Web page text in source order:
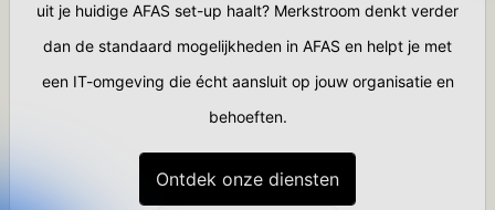
uit je huidige AFAS set-up haalt? Merkstroom denkt verder
dan de standaard mogelijkheden in AFAS en helpt je met
een IT-omgeving die écht aansluit op jouw organisatie en
behoeften.
Ontdek onze diensten